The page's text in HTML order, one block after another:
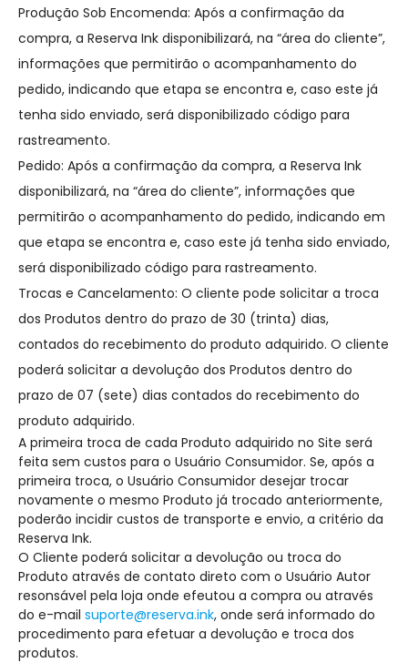
Produção Sob Encomenda: Após a confirmação da
compra, a Reserva Ink disponibilizará, na “área do cliente”,
informações que permitirão o acompanhamento do
pedido, indicando que etapa se encontra e, caso este já
tenha sido enviado, será disponibilizado código para
rastreamento.
Pedido: Após a confirmação da compra, a Reserva Ink
disponibilizará, na “área do cliente”, informações que
permitirão o acompanhamento do pedido, indicando em
que etapa se encontra e, caso este já tenha sido enviado,
será disponibilizado código para rastreamento.
Trocas e Cancelamento: O cliente pode solicitar a troca
dos Produtos dentro do prazo de 30 (trinta) dias,
contados do recebimento do produto adquirido. O cliente
poderá solicitar a devolução dos Produtos dentro do
prazo de 07 (sete) dias contados do recebimento do
produto adquirido.
A primeira troca de cada Produto adquirido no Site será
feita sem custos para o Usuário Consumidor. Se, após a
primeira troca, o Usuário Consumidor desejar trocar
novamente o mesmo Produto já trocado anteriormente,
poderão incidir custos de transporte e envio, a critério da
Reserva Ink.
O Cliente poderá solicitar a devolução ou troca do
Produto através de contato direto com o Usuário Autor
resonsável pela loja onde efeutou a compra ou através
do e-mail suporte@reserva.ink, onde será informado do
procedimento para efetuar a devolução e troca dos
produtos.